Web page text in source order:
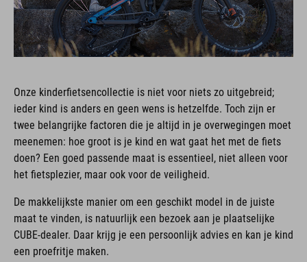
Onze kinderfietsencollectie is niet voor niets zo uitgebreid;
ieder kind is anders en geen wens is hetzelfde. Toch zijn er
twee belangrijke factoren die je altijd in je overwegingen moet
meenemen: hoe groot is je kind en wat gaat het met de fiets
doen? Een goed passende maat is essentieel, niet alleen voor
het fietsplezier, maar ook voor de veiligheid.
De makkelijkste manier om een geschikt model in de juiste
maat te vinden, is natuurlijk een bezoek aan je plaatselijke
CUBE-dealer. Daar krijg je een persoonlijk advies en kan je kind
een proefritje maken.